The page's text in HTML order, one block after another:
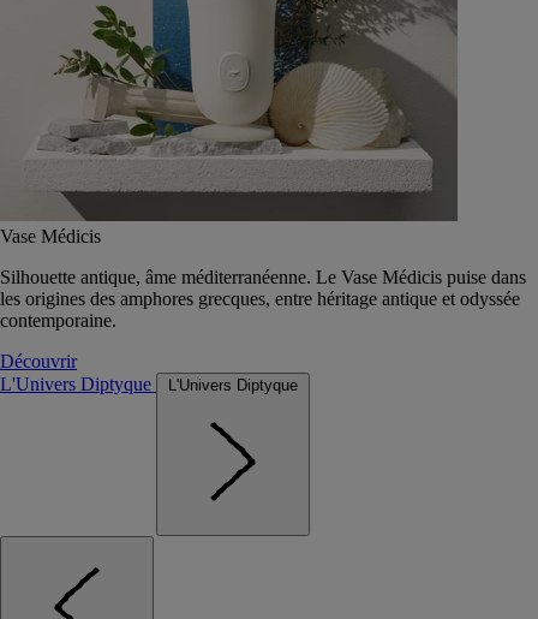
Vase Médicis
Silhouette antique, âme méditerranéenne. Le Vase Médicis puise dans
les origines des amphores grecques, entre héritage antique et odyssée
contemporaine.
Découvrir
L'Univers Diptyque
L'Univers Diptyque